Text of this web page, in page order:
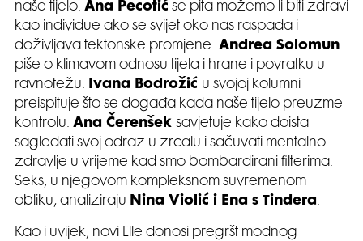
naše tijelo. Ana Pecotić se pita možemo li biti zdravi
kao individue ako se svijet oko nas raspada i
doživljava tektonske promjene. Andrea Solomun
piše o klimavom odnosu tijela i hrane i povratku u
ravnotežu.
Ivana Bodrožić u svojoj kolumni
preispituje što se događa kada naše tijelo preuzme
kontrolu. Ana Čerenšek savjetuje kako doista
sagledati svoj odraz u zrcalu i sačuvati mentalno
zdravlje u vrijeme kad smo bombardirani filterima.
Seks, u njegovom kompleksnom suvremenom
obliku, analiziraju Nina Violić i Ena s Tindera.
Kao i uvijek, novi Elle donosi pregršt modnog